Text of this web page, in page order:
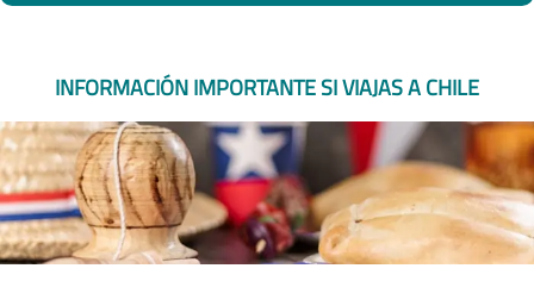
INFORMACIÓN IMPORTANTE SI VIAJAS A CHILE